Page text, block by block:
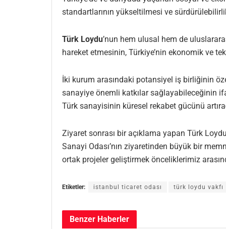
standartlarının yükseltilmesi ve
Türk Loydu’nun hem ulusal hem de
hareket etmesinin, Türkiye’nin ekonomik ve
İki kurum arasındaki potansiyel iş birliğinin
sanayiye önemli katkılar sağlayabileceğinin
Türk sanayisinin küresel rekabet gücünü
Ziyaret sonrası bir açıklama yapan Türk
Sanayi Odası’nın ziyaretinden büyük bir
ortak projeler geliştirmek önceliklerimiz
Etiketler: istanbul ticaret odası türk loydu vakfı
Benzer Haberler